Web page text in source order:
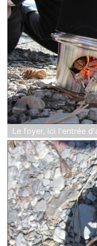
Le foyer, ici l'entrée